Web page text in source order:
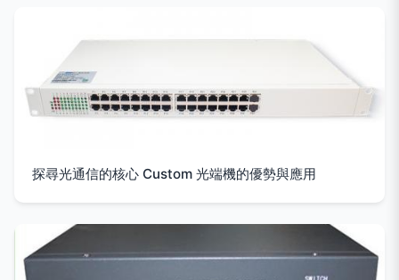
探尋光通信的核心 Custom 光端機的優勢與應用